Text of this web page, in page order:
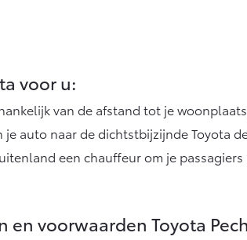
voor u:
van de afstand tot je
auto naar de dichtstbijzijnde Toyota
een chauffeur om je
en voorwaarden Toyota